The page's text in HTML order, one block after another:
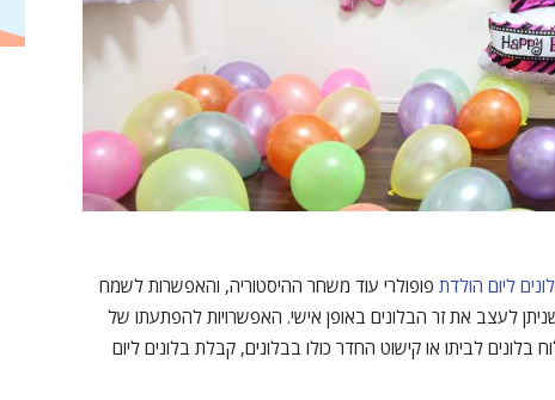
ליום הולדת פופולרי עוד משחר ההיסטוריה, והאפשרות לשמח
לעצב את זר הבלונים באופן אישי. האפשרויות להפתעתו של
בלונים לביתו או קישוט החדר כולו בבלונים, קבלת בלונים ליום